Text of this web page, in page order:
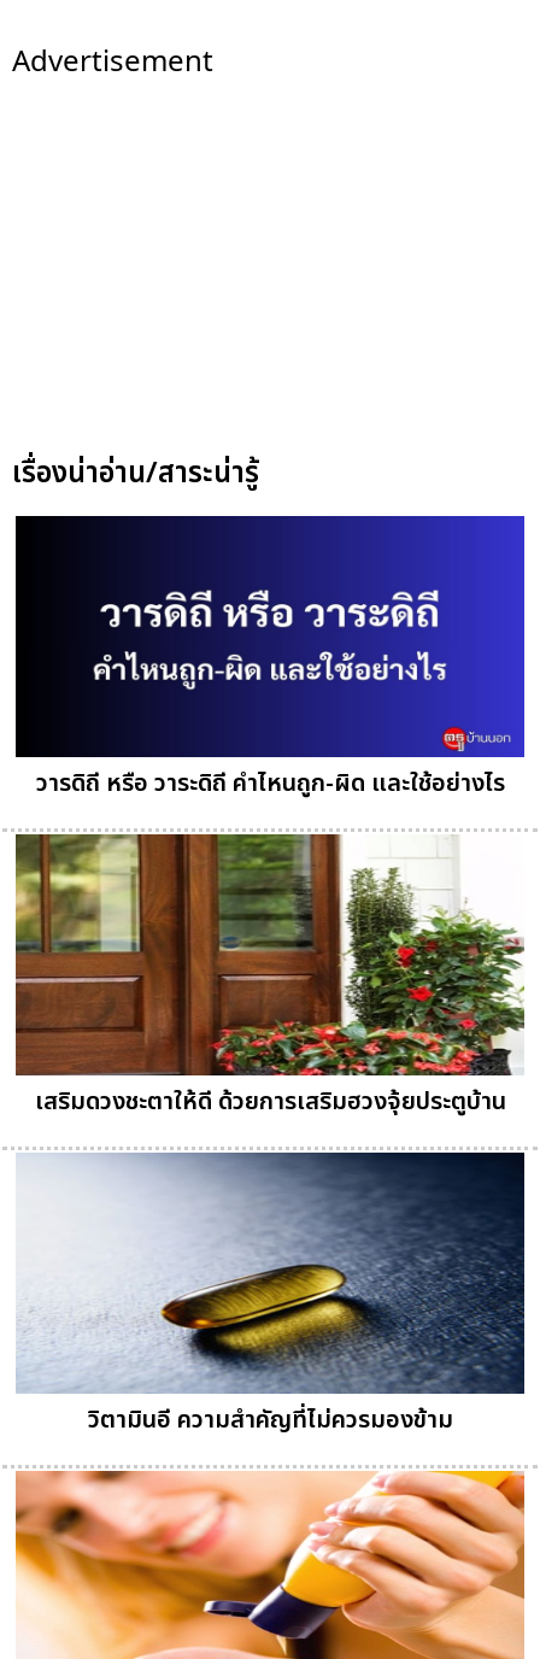
Advertisement
เรื่องน่าอ่าน/สาระน่ารู้
วารดิถี หรือ วาระดิถี คำไหนถูก-ผิด และใช้อย่างไร
เสริมดวงชะตาให้ดี ด้วยการเสริมฮวงจุ้ยประตูบ้าน
วิตามินอี ความสำคัญที่ไม่ควรมองข้าม